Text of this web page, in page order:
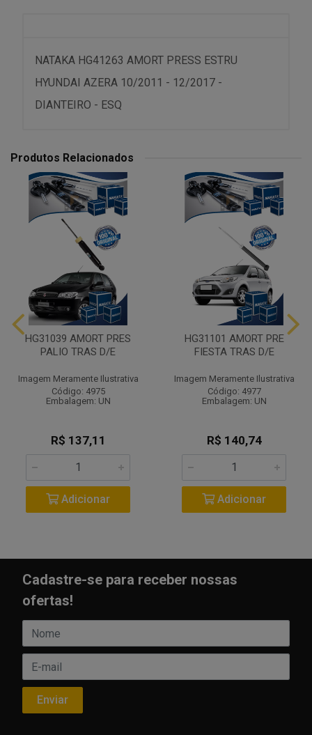
NATAKA HG41263 AMORT PRESS ESTRU
HYUNDAI AZERA 10/2011 - 12/2017 -
DIANTEIRO - ESQ
Produtos Relacionados
HG31039 AMORT PRES
PALIO TRAS D/E
Imagem Meramente Ilustrativa
Código: 4975
Embalagem: UN
R$ 137,11
Adicionar
HG31101 AMORT PRE
FIESTA TRAS D/E
Imagem Meramente Ilustrativa
Código: 4977
Embalagem: UN
R$ 140,74
Adicionar
Cadastre-se para receber nossas
ofertas!